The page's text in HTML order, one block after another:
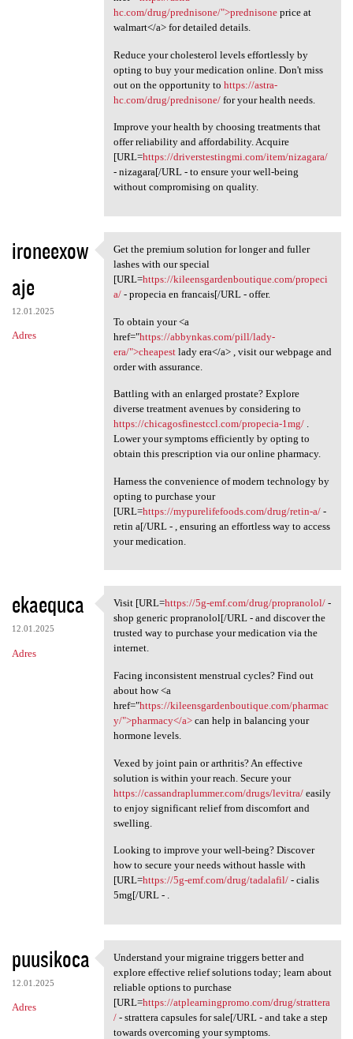
hc.com/drug/prednisone/">prednisoneprice at
walmart</a> for detailed details.
Reduce your cholesterol levels effortlessly by
opting to buy your medication online. Don't miss
out on the opportunity to https://astra-
hc.com/drug/prednisone/for your health needs.
Improve your health by choosing treatments that
offer reliability and affordability. Acquire
[URL=https://driverstestingmi.com/item/nizagara/
- nizagara[/URL - to ensure your well-being
without compromising on quality.
ironeexow
aje
12.01.2025
Adres
Get the premium solution for
Get the premium solution for longer and fuller
lashes with our special
[URL=https://kileensgardenboutique.com/propeci
a/- propecia en francais[/URL - offer.
To obtain your <a
href="https://abbynkas.com/pill/lady-
era/">cheapestlady era</a> , visit our webpage and
order with assurance.
Battling with an enlarged prostate? Explore
diverse treatment avenues by considering to
https://chicagosfinestccl.com/propecia-1mg/.
Lower your symptoms efficiently by opting to
obtain this prescription via our online pharmacy.
Harness the convenience of modern technology by
opting to purchase your
[URL=https://mypurelifefoods.com/drug/retin-a/-
retin a[/URL - , ensuring an effortless way to access
your medication.
ekaequca
12.01.2025
Adres
Visit [URL=https://5g-emf.com
Visit [URL=https://5g-emf.com/drug/propranolol/-
shop generic propranolol[/URL - and discover the
trusted way to purchase your medication via the
internet.
Facing inconsistent menstrual cycles? Find out
about how <a
href="https://kileensgardenboutique.com/pharmac
y/">pharmacy</a>can help in balancing your
hormone levels.
Vexed by joint pain or arthritis? An effective
solution is within your reach. Secure your
https://cassandraplummer.com/drugs/levitra/easily
to enjoy significant relief from discomfort and
swelling.
Looking to improve your well-being? Discover
how to secure your needs without hassle with
[URL=https://5g-emf.com/drug/tadalafil/- cialis
5mg[/URL - .
puusikoca
12.01.2025
Adres
Understand your migraine
Understand your migraine triggers better and
explore effective relief solutions today; learn about
reliable options to purchase
[URL=https://atplearningpromo.com/drug/strattera
/- strattera capsules for sale[/URL - and take a step
towards overcoming your symptoms.